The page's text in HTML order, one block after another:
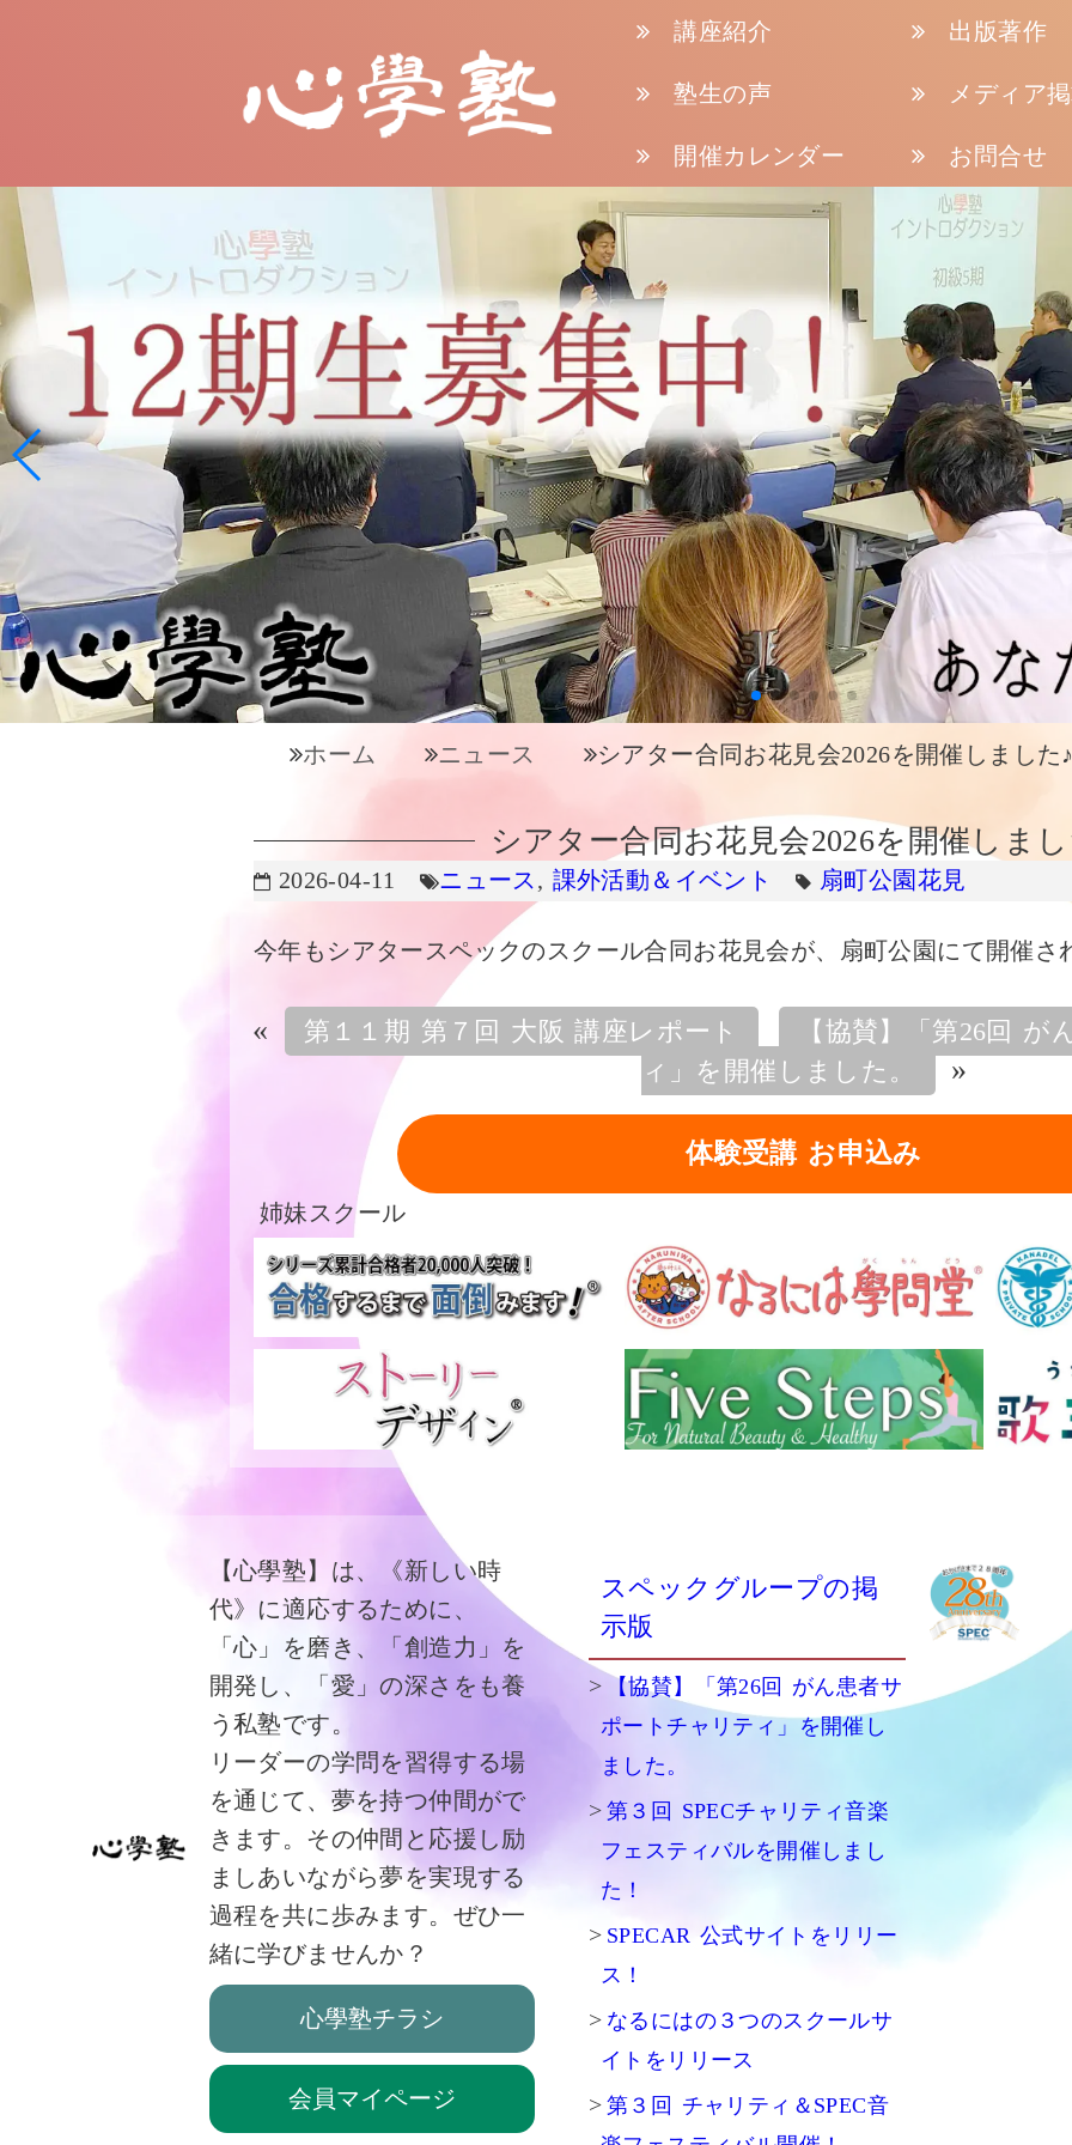
講座紹介 出版著作
塾生の声 メディア
開催カレンダー お問合せ
ホーム ニュース シアター合同お花見会2026を開催しました
シアター合同お花見会2026を開催しま
2026-04-11 ニュース , 課外活動＆イベント 扇町公園花見
今年もシアタースペックのスクール合同お花見会が、扇町公園にて開催さ
« 第１１期 第７回 大阪 講座レポート
【協賛】「第26回
ィ」を開催しました。
»
体験受講 お申込み
姉妹スクール
【心學塾】は、《新しい時
代》に適応するために、
「心」を磨き、「創造力」を
開発し、「愛」の深さをも養
う私塾です。
リーダーの学問を習得する場
を通じて、夢を持つ仲間がで
きます。その仲間と応援し励
ましあいながら夢を実現する
過程を共に歩みます。ぜひ一
緒に学びませんか？
心學塾チラシ
会員マイページ
スペックグループの掲
示版
【協賛】「第26回 がん患者サ
ポートチャリティ」を開催し
ました。
第３回 SPECチャリティ音楽
フェスティバルを開催しまし
た！
SPECAR 公式サイトをリリー
ス！
なるにはの３つのスクールサ
イトをリリース
第３回 チャリティ＆SPEC音